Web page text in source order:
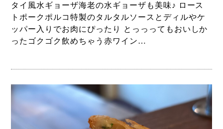
タイ風水ギョーザ海老の水ギョーザも美味♪ ロース
トポークポルコ特製のタルタルソースとディルやケ
ッパー入りでお肉にぴったり とっっってもおいしか
ったゴクゴク飲めちゃう赤ワイン…